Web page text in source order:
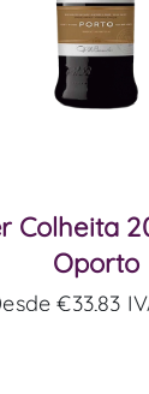
Colheita
Oporto
€33,83